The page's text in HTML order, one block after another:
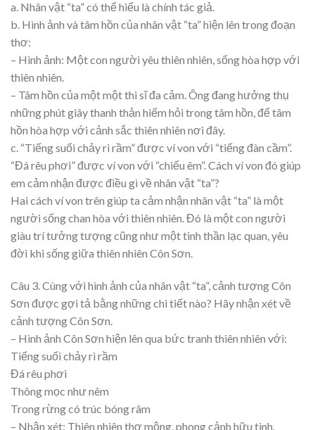
a. Nhân vật “ta” có thể hiểu là chính tác giả.
b. Hình ảnh và tâm hồn của nhân vật “ta” hiện lên trong đoạn
thơ:
– Hình ảnh: Một con người yêu thiên nhiên, sống hòa hợp với
thiên nhiên.
– Tâm hồn của một một thi sĩ đa cảm. Ông đang hưởng thụ
những phút giây thanh thản hiếm hỏi trong tâm hồn, để tâm
hồn hòa hợp với cảnh sắc thiên nhiên nơi đây.
c. “Tiếng suối chảy rì rầm” được ví von với “tiếng đàn cầm”.
“Đá rêu phơi” được ví von với “chiếu êm”. Cách ví von đó giúp
em cảm nhận được điều gì về nhân vật “ta”?
Hai cách ví von trên giúp ta cảm nhận nhân vật “ta” là một
người sống chan hòa với thiên nhiên. Đó là một con người
giàu trí tưởng tượng cũng như một tinh thần lạc quan, yêu
đời khi sống giữa thiên nhiên Côn Sơn.
Câu 3. Cùng với hình ảnh của nhân vật “ta”, cảnh tượng Côn
Sơn được gợi tả bằng những chi tiết nào? Hãy nhận xét về
cảnh tượng Côn Sơn.
– Hình ảnh Côn Sơn hiện lên qua bức tranh thiên nhiên với:
Tiếng suối chảy rì rầm
Đá rêu phơi
Thông mọc như nêm
Trong rừng có trúc bóng râm
– Nhận xét: Thiên nhiên thơ mộng, phong cảnh hữu tình.